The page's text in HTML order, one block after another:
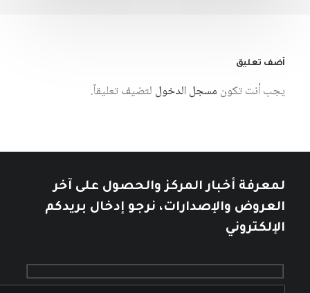
أضف تعليق
يجب أنت تكون مسجل الدخول لتضيف تعليقاً.
لمعرفة أخبار المركز والحصول على آخر
العروض والإصدارات، نرجو إدخال بريدكم
الإلكتروني